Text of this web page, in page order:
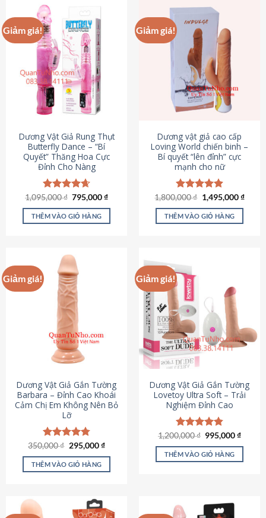
Giảm giá!
Dương Vật Giả Rung Thụt
Butterfly Dance – “Bí
Quyết” Thăng Hoa Cực
Đỉnh Cho Nàng
Được xếp
hạng4.65
5 sao
1,095,000₫ Giá
là:
1,095,000 ₫.
795,000₫Giá
tại
THÊM VÀO GIỎ HÀNG
Giảm giá!
Dương vật giả cao cấp
Loving World chiến binh –
Bí quyết “lên đỉnh” cực
mạnh cho nữ
Được xếp
hạng4.89
5 sao
1,800,000₫ Giá
gốc
là:
1,800,000 ₫.
1,495,000₫Giá
THÊM VÀO GIỎ HÀNG
Giảm giá!
Dương Vật Giả Gắn Tường
Barbara – Đỉnh Cao Khoái
Cảm Chị Em Không Nên Bỏ
Lỡ
Được xếp
hạng4.79
5 sao
350,000₫ Giá
là:
350,000 ₫.
295,000₫Giá
tại
THÊM VÀO GIỎ HÀNG
Giảm giá!
Dương Vật Giả Gắn Tường
Lovetoy Ultra Soft – Trải
Nghiệm Đỉnh Cao
Được xếp
hạng4.82
5 sao
1,200,000₫ Giá
là:
1,200,000 ₫.
995,000₫Giá
tại
THÊM VÀO GIỎ HÀNG